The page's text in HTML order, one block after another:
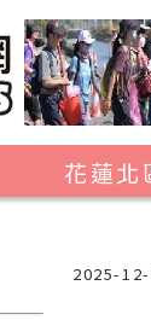
花蓮北
吉
2025-